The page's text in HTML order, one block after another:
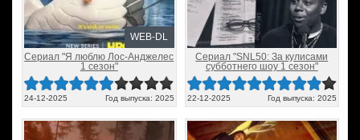
WEB-DL
Сериал "Я люблю Лос-Анджелес
1 сезон"
24-12-2025 Год выпуска: 2025
Сериал "SNL50: За кулисами
субботнего шоу 1 сезон"
22-12-2025 Год выпуска: 2025